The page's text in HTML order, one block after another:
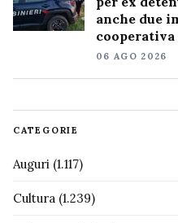
anche due
cooperativa
06 AGO 2026
CATEGORIE
Auguri (1.117)
Cultura (1.239)